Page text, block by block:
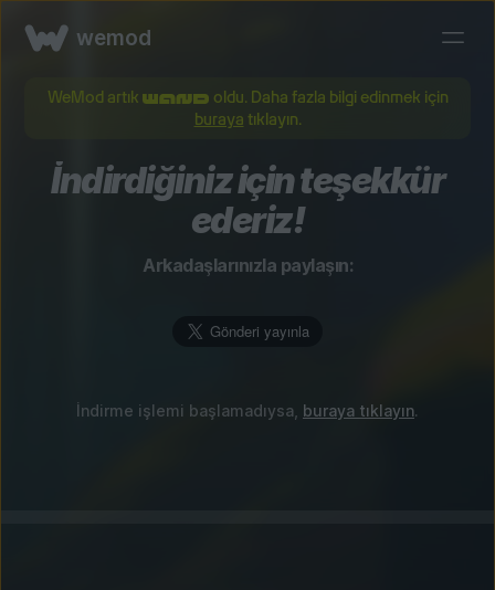
wemod
WeMod artık
oldu. Daha fazla bilgi edinmek için
buraya tıklayın.
İndirdiğiniz için teşekkür
ederiz!
Arkadaşlarınızla paylaşın:
İndirme işlemi başlamadıysa, buraya tıklayın.